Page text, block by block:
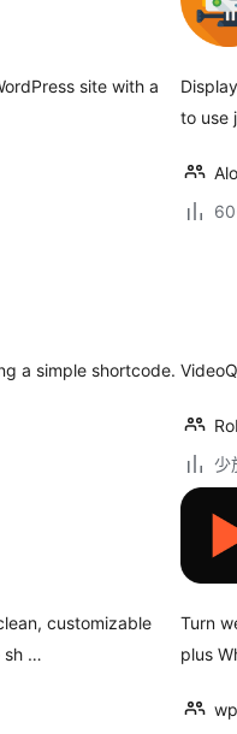
site with a
to use
a simple shortcode.
少
customizable
sh …
Turn
plus